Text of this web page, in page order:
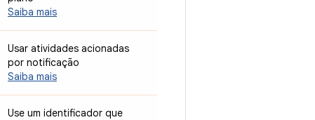
Saiba mais
Usar atividades acionadas
por notificação
Saiba mais
Use um identificador que